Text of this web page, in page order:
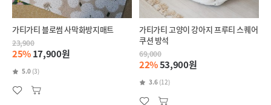
가티가티 블로썸 사막화방지매트
23,900
25%17,900원
5.0 (3)
가티가티 고양이 강아지 프루티 스퀘어
쿠션 방석
69,000
22%53,900원
3.6 (12)